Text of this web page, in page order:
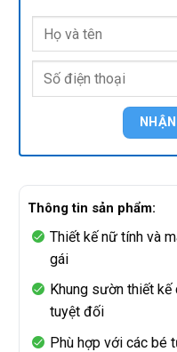
Thông tin sản phẩm:
Thiết kế nữ tính và
gái
Khung sườn thiết kế
tuyệt đối
Phù hợp với các bé